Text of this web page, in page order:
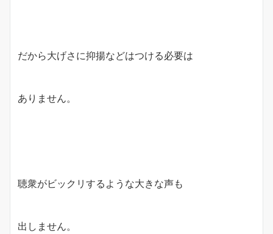
だから大げさに抑揚などはつける必要は
ありません。
聴衆がビックリするような大きな声も
出しません。